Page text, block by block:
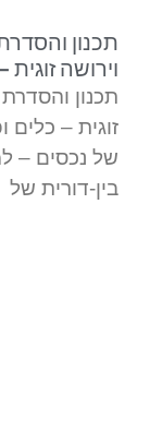
תכנון
וירושה
תכנון
זוגית – כלים
של נכסים –
בין-דורית של